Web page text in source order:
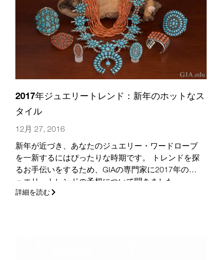
2017年ジュエリートレンド：新年のホットなス
タイル
12月 27, 2016
新年が近づき、あなたのジュエリー・ワードローブ
を一新するにはぴったりな時期です。 トレンドを探
るお手伝いをするため、GIAの専門家に2017年のジ
ュエリートレンドの予想について聞きました。
(さらに…)
詳細を読む